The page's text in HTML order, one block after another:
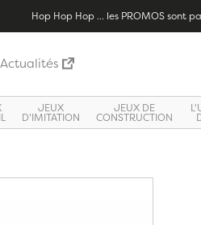
Hop Hop Hop ... les PROMOS sont
Actualités
JEUX
D'IMITATION
JEUX DE
CONSTRUCTION